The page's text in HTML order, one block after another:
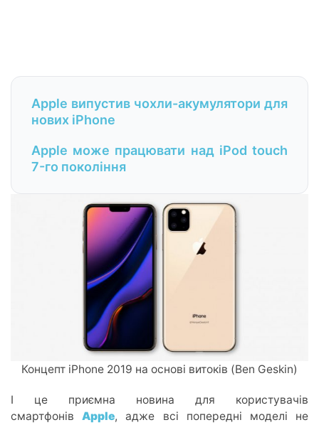
Apple випустив чохли-акумулятори для
нових iPhone
Apple може працювати над iPod touch
7-го покоління
Концепт iPhone 2019 на основі витоків (Ben Geskin)
І це приємна новина для користувачів
смартфонівApple, адже всі попередні моделі не